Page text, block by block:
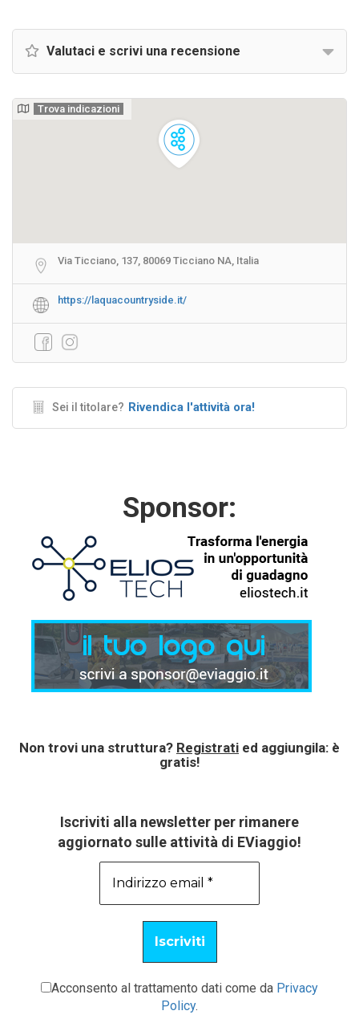
Valutaci e scrivi una recensione
Trova indicazioni
Via Ticciano, 137, 80069 Ticciano NA, Italia
https://laquacountryside.it/
Sei il titolare? Rivendica l'attività ora!
Sponsor:
Non trovi una struttura? Registrati ed aggiungila: è
gratis!
Iscriviti alla newsletter per rimanere
aggiornato sulle attività di EViaggio!
Acconsento al trattamento dati come da Privacy
Policy.